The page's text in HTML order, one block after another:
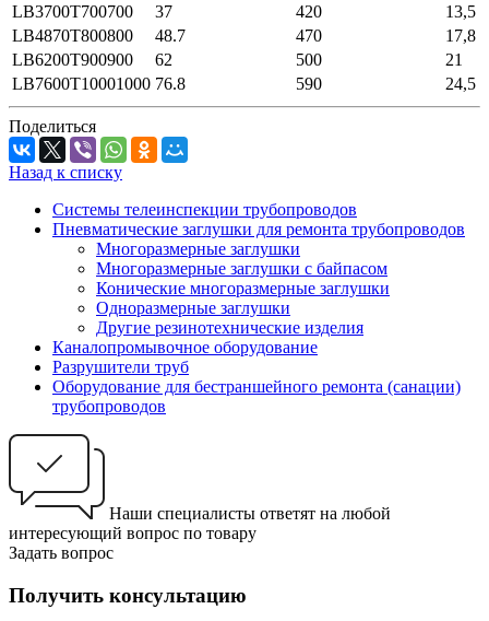
LB3700T700700
37 420
13,5
LB4870T800800
48.7 470
17,8
LB6200T900900
62 500
21
LB7600T10001000 76.8 590 24,5
Поделиться
Назад к списку
Системы телеинспекции трубопроводов
Пневматические заглушки для ремонта трубопроводов
Многоразмерные заглушки
Многоразмерные заглушки с байпасом
Конические многоразмерные заглушки
Одноразмерные заглушки
Другие резинотехнические изделия
Каналопромывочное оборудование
Разрушители труб
Оборудование для бестраншейного ремонта (санации)
трубопроводов
Наши специалисты ответят на любой
интересующий вопрос по товару
Задать вопрос
Получить консультацию